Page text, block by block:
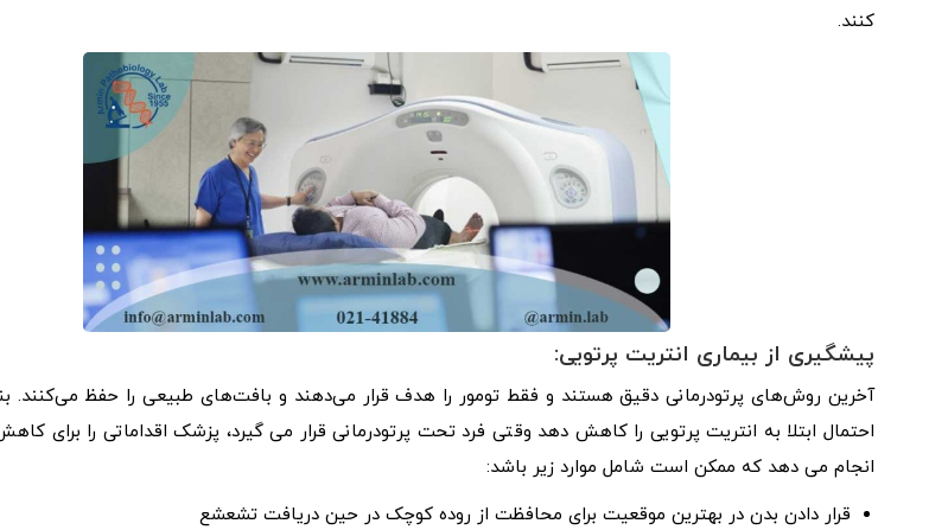
کنند.
پیشگیری از بیماری انتریت پرتویی:
آخرین روش‌های پرتودرمانی دقیق هستند و فقط تومور را هدف قرار می‌دهند و بافت‌های طبیعی را حفظ می‌کنند.
احتمال ابتلا به انتریت پرتویی را کاهش دهد وقتی فرد تحت پرتودرمانی قرار می گیرد، پزشک اقداماتی را برای
انجام می دهد که ممکن است شامل موارد زیر باشد:
قرار دادن بدن در بهترین موقعیت برای محافظت از روده کوچک در حین دریافت تشعشع